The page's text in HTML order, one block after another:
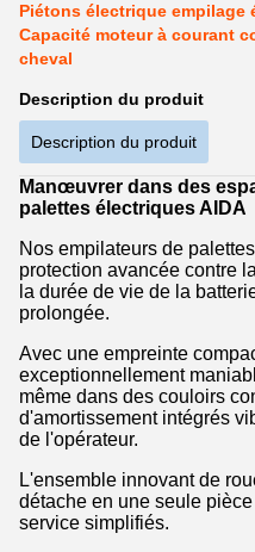
Piétons électrique empilage
Capacité moteur à courant
cheval
Description du produit
Description du produit
Manœuvrer dans des
palettes électriques AIDA
Nos empilateurs de
protection avancée contre
la durée de vie de la
prolongée.
Avec une empreinte
exceptionnellement
même dans des couloirs
d'amortissement intégrés
de l'opérateur.
L'ensemble innovant de
détache en une seule
service simplifiés.